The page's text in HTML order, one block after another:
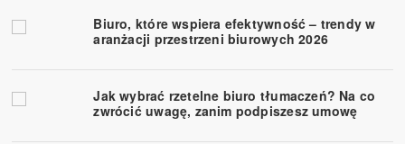
Biuro, które wspiera efektywność – trendy w
aranżacji przestrzeni biurowych 2026
Jak wybrać rzetelne biuro tłumaczeń? Na co
zwrócić uwagę, zanim podpiszesz umowę